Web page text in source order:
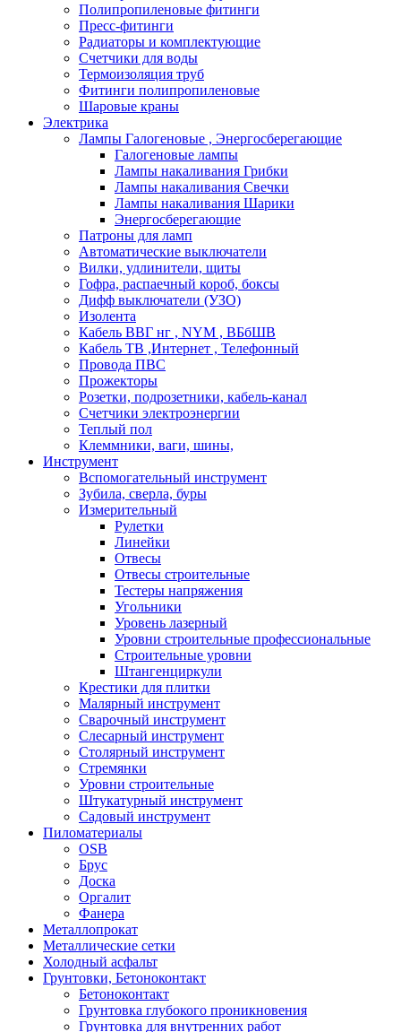
Полипропиленовые фитинги
Пресс-фитинги
Радиаторы и комплектующие
Счетчики для воды
Термоизоляция труб
Фитинги полипропиленовые
Шаровые краны
Электрика
Лампы Галогеновые , Энергосберегающие
Галогеновые лампы
Лампы накаливания Грибки
Лампы накаливания Свечки
Лампы накаливания Шарики
Энергосберегающие
Патроны для ламп
Автоматические выключатели
Вилки, удлинители, щиты
Гофра, распаечный короб, боксы
Дифф выключатели (УЗО)
Изолента
Кабель ВВГ нг , NYM , ВБбШВ
Кабель ТВ ,Интернет , Телефонный
Провода ПВС
Прожекторы
Розетки, подрозетники, кабель-канал
Счетчики электроэнергии
Теплый пол
Клеммники, ваги, шины,
Инструмент
Вспомогательный инструмент
Зубила, сверла, буры
Измерительный
Рулетки
Линейки
Отвесы
Отвесы строительные
Тестеры напряжения
Угольники
Уровень лазерный
Уровни строительные профессиональные
Строительные уровни
Штангенциркули
Крестики для плитки
Малярный инструмент
Сварочный инструмент
Слесарный инструмент
Столярный инструмент
Стремянки
Уровни строительные
Штукатурный инструмент
Садовый инструмент
Пиломатериалы
OSB
Брус
Доска
Оргалит
Фанера
Металлопрокат
Металлические сетки
Холодный асфальт
Грунтовки, Бетоноконтакт
Бетоноконтакт
Грунтовка глубокого проникновения
Грунтовка для внутренних работ